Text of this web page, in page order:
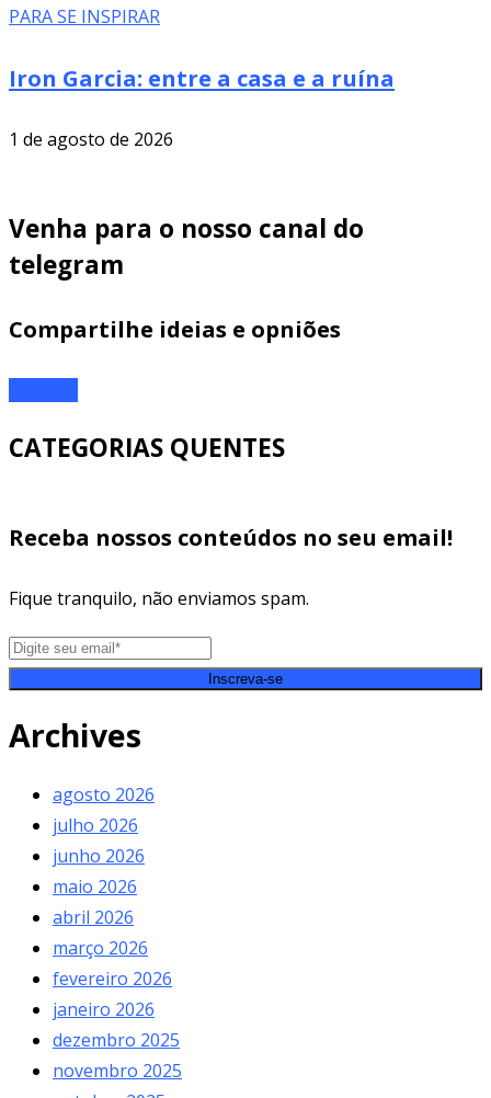
PARA SE INSPIRAR
Iron Garcia: entre a casa e a ruína
1 de agosto de 2026
Venha para o nosso canal do
telegram
Compartilhe ideias e opniões
CATEGORIAS QUENTES
Receba nossos conteúdos no seu email!
Fique tranquilo, não enviamos spam.
Inscreva-se
Archives
agosto 2026
julho 2026
junho 2026
maio 2026
abril 2026
março 2026
fevereiro 2026
janeiro 2026
dezembro 2025
novembro 2025